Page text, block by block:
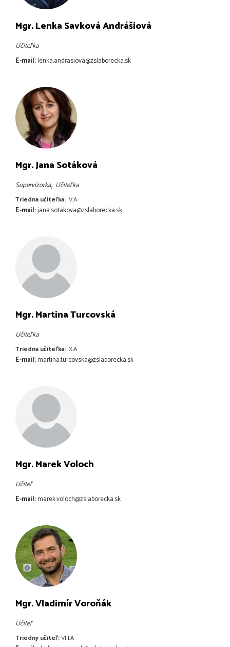
Mgr. Lenka Savková Andrášiová
Učiteľka
E-mail:lenka.andrasiova@zslaborecka.sk
Mgr. Jana Sotáková
Supervízorka, Učiteľka
Triedna učiteľka: IV.A
E-mail:jana.sotakova@zslaborecka.sk
Mgr. Martina Turcovská
Učiteľka
Triedna učiteľka: IX.A
E-mail:martina.turcovska@zslaborecka.sk
Mgr. Marek Voloch
Učiteľ
E-mail:marek.voloch@zslaborecka.sk
Mgr. Vladimír Voroňák
Učiteľ
Triedny učiteľ:VIII.A